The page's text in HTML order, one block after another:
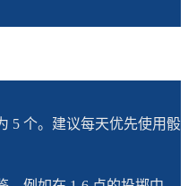
5 个。建议每天优先使用骰